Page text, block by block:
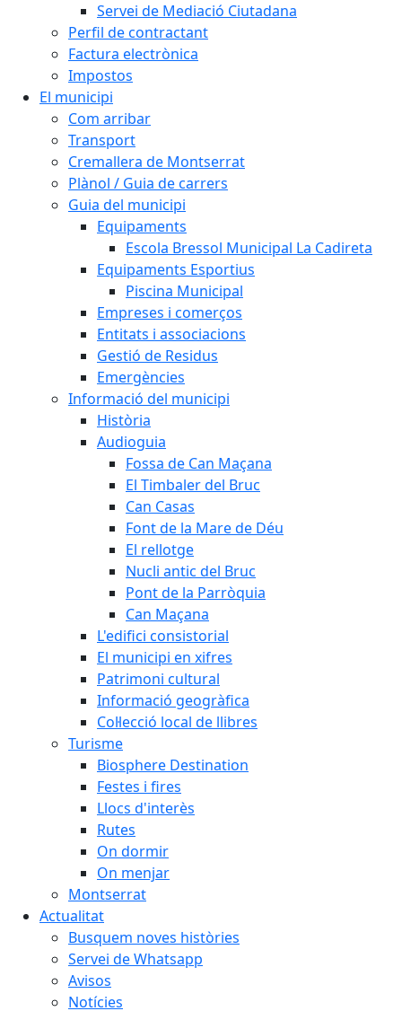
Servei de Mediació Ciutadana
Perfil de contractant
Factura electrònica
Impostos
El municipi
Com arribar
Transport
Cremallera de Montserrat
Plànol / Guia de carrers
Guia del municipi
Equipaments
Escola Bressol Municipal La Cadireta
Equipaments Esportius
Piscina Municipal
Empreses i comerços
Entitats i associacions
Gestió de Residus
Emergències
Informació del municipi
Història
Audioguia
Fossa de Can Maçana
El Timbaler del Bruc
Can Casas
Font de la Mare de Déu
El rellotge
Nucli antic del Bruc
Pont de la Parròquia
Can Maçana
L'edifici consistorial
El municipi en xifres
Patrimoni cultural
Informació geogràfica
Col·lecció local de llibres
Turisme
Biosphere Destination
Festes i fires
Llocs d'interès
Rutes
On dormir
On menjar
Montserrat
Actualitat
Busquem noves històries
Servei de Whatsapp
Avisos
Notícies